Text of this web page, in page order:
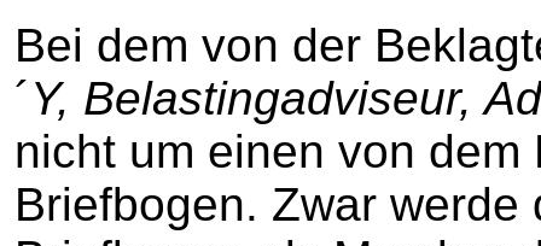
Bei dem von der
´Y, Belastingadviseur,
nicht um einen von dem
Briefbogen. Zwar werde